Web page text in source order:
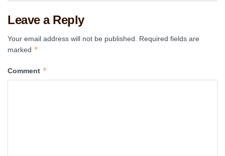
Leave a Reply
Your email address will not be published.
Required fields are
marked *
Comment *